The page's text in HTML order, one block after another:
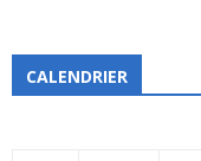
CALENDRIER